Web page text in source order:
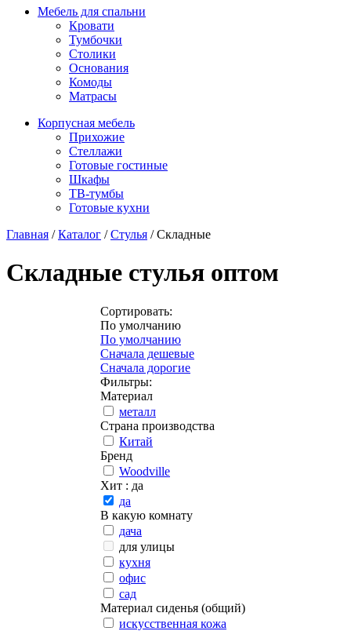
Мебель для спальни
Кровати
Тумбочки
Столики
Основания
Комоды
Матрасы
Корпусная мебель
Прихожие
Стеллажи
Готовые гостиные
Шкафы
ТВ-тумбы
Готовые кухни
Главная /Каталог /Стулья /Складные
Складные стулья оптом
Сортировать:
По умолчанию
По умолчанию
Сначала дешевые
Сначала дорогие
Фильтры:
Материал
металл
Страна производства
Китай
Бренд
Woodville
Хит : да
да
В какую комнату
дача
для улицы
кухня
офис
сад
Материал сиденья (общий)
искусственная кожа